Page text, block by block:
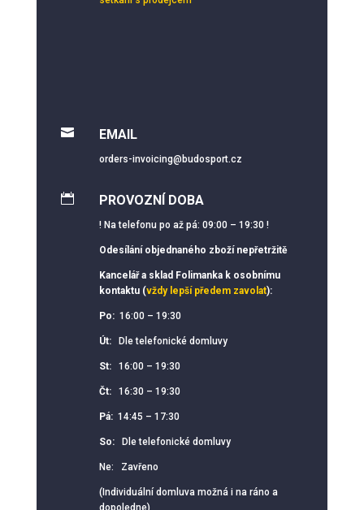
 EMAIL
orders-invoicing@budosport.cz
 PROVOZNÍ DOBA
! Na telefonu po až pá: 09:00 – 19:30 !
Odesílání objednaného zboží nepřetržitě
Kancelář a sklad Folimanka k osobnímu
kontaktu (vždy lepší předem zavolat):
Po: 16:00 – 19:30
Út:Dle telefonické domluvy
St: 16:00 – 19:30
Čt: 16:30 – 19:30
Pá:14:45 – 17:30
So: Dle telefonické domluvy
Ne: Zavřeno
(Individuální domluva možná i na ráno a
dopoledne)